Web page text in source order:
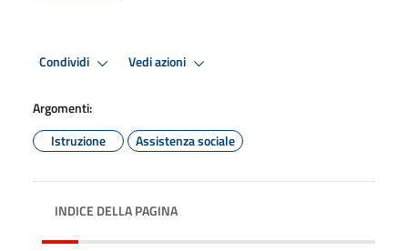
Condividi Vedi azioni
Argomenti:
Istruzione
Assistenza sociale
INDICE DELLA PAGINA